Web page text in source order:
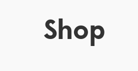
Shop